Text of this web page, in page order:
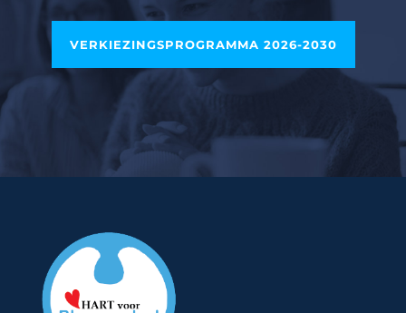
VERKIEZINGSPROGRAMMA 2026-2030